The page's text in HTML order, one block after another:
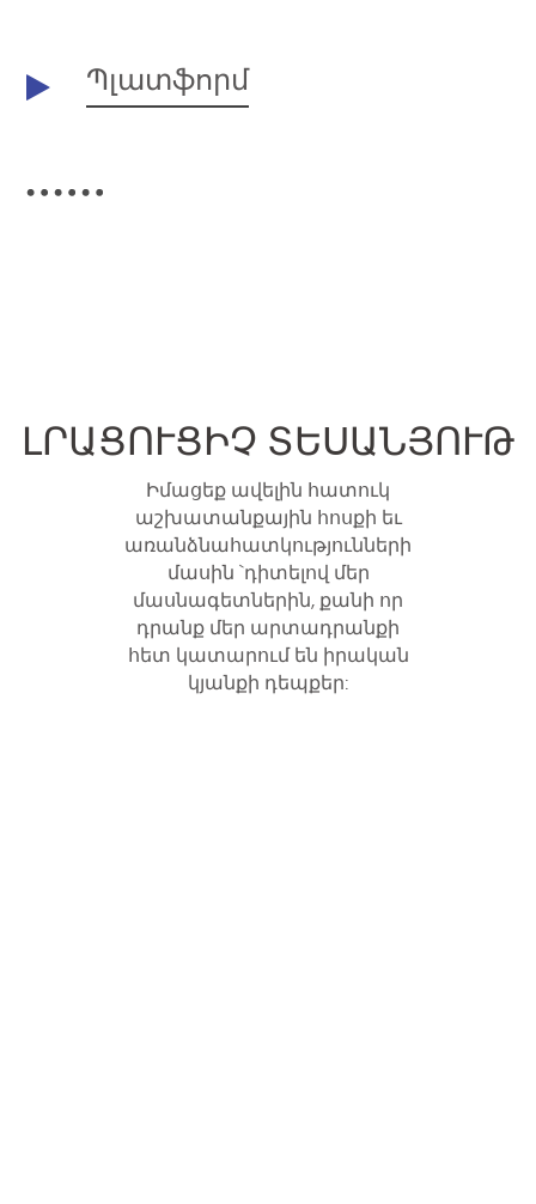
Պլատֆորմ
ԼՐԱՑՈՒՑԻՉ ՏԵՍԱՆՅՈՒԹ
Իմացեք ավելին հատուկ
աշխատանքային հոսքի եւ
առանձնահատկությունների
մասին `դիտելով մեր
մասնագետներին, քանի որ
դրանք մեր արտադրանքի
հետ կատարում են իրական
կյանքի դեպքեր: